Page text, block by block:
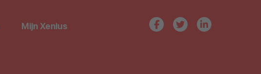
Mijn Xenius